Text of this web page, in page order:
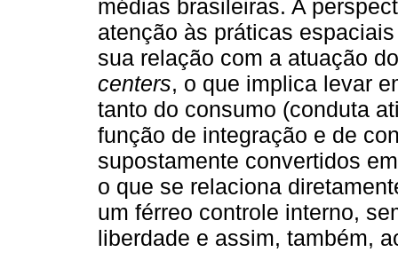
médias brasileiras. A
atenção às práticas
sua relação com a atuação
centers, o que implica levar
tanto do consumo (conduta
função de integração e de
supostamente convertidos
o que se relaciona
um férreo controle interno,
liberdade e assim, também,